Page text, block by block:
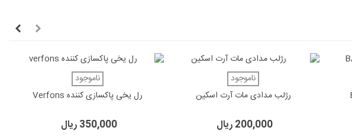
دوست داشتن
ناموجود
رژلب مدادی مات آرت اسکین
200,000 ریال
دوست داشتن
ناموجود
رل یخی پاکسازی کننده Verfons
350,000 ریال